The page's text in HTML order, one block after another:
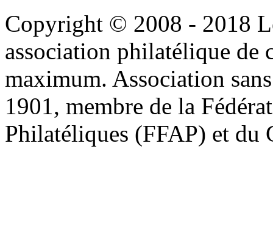
Copyright © 2008 - 2018
association philatélique de
maximum. Association
1901, membre de la
Philatéliques (FFAP) et du